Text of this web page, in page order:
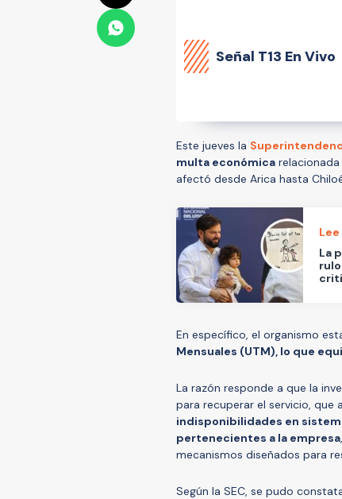
Señal T13 En Vivo
Este jueves la
multa económica
afectó desde Arica hasta
La
En específico, el organismo
Mensuales (UTM), lo que
La razón responde a que la
para recuperar el servicio, que
indisponibilidades en
pertenecientes a la empresa
mecanismos diseñados para
Según la SEC, se pudo